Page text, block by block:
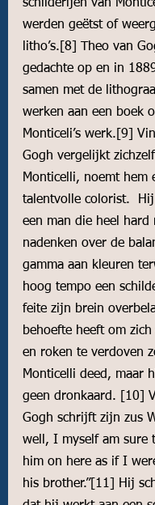
schilderijen van
werden geëtst of
litho’s. [8]
Theo van
gedachte op en in
samen met de
werken aan een boek
Monticeli’s werk. [9]
Gogh vergelijkt
Monticelli, noemt hem
talentvolle colorist.
een man die heel hard
nadenken over de
gamma aan kleuren
hoog tempo een
feite zijn brein
behoefte heeft om
en roken te verdoven
Monticelli deed, maar
geen dronkaard.
[10]
Gogh schrijft zijn zus
well, I myself am sure
him on here as if I
his brother.” [11]
Hij